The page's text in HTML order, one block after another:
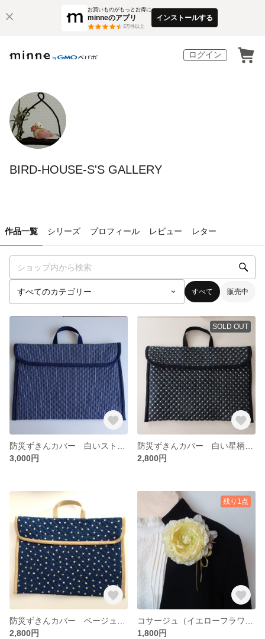
お買いものがもっとお得に
minneのアプリ
3万件以上
インストールする
ログイン
BIRD-HOUSE-S'S GALLERY
作品一覧 シリーズ プロフィール レビュー レター
すべて 販売中
3,000円
SOLD OUT
2,800円
2,800円
残り1点
1,800円